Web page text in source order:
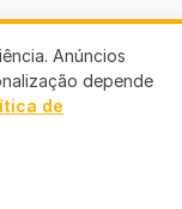
Anúncios
depende
de